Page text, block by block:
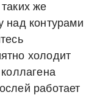
же
над контурами
холодит
работает